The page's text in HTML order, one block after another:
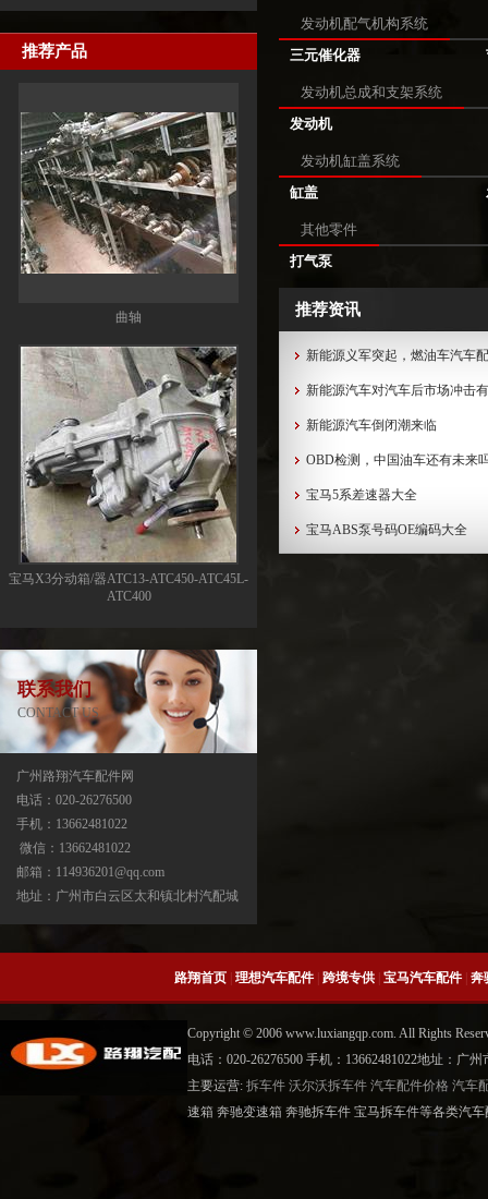
推荐产品
曲轴
宝马X3分动箱/器ATC13-ATC450-ATC45L-
ATC400
宝马X5分动箱/器-ATC500-ATC700-
ATC45L-ATC450-ATC13
联系我们
CONTACT US
广州路翔汽车配件网
电话：020-26276500
手机：13662481022
微信：13662481022
邮箱：114936201@qq.com
地址：广州市白云区太和镇北村汽配城
发动机配气机构系统
三元催化器
发动机总成和支架系统
发动机
发动机缸盖系统
缸盖
其他零件
打气泵
推荐资讯
新能源义军突起，燃油车汽车
新能源汽车对汽车后市场冲击
新能源汽车倒闭潮来临
OBD检测，中国油车还有未来
宝马5系差速器大全
宝马ABS泵号码OE编码大全
路翔首页 理想汽车配件 跨境专供 宝马汽车配件 奔
Copyright © 2006 www.luxiangqp.com. All Rights
电话：020-26276500 手机：13662481022地址：广
主要运营: 拆车件 沃尔沃拆车件 汽车配件价格 汽车
速箱 奔驰变速箱 奔驰拆车件 宝马拆车件等各类汽车